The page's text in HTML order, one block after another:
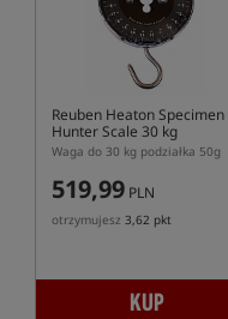
Reuben Heaton Specimen
Hunter Scale 30 kg
Waga do 30 kg podziałka 50g
519,99 PLN
otrzymujesz 3,62 pkt
KUP